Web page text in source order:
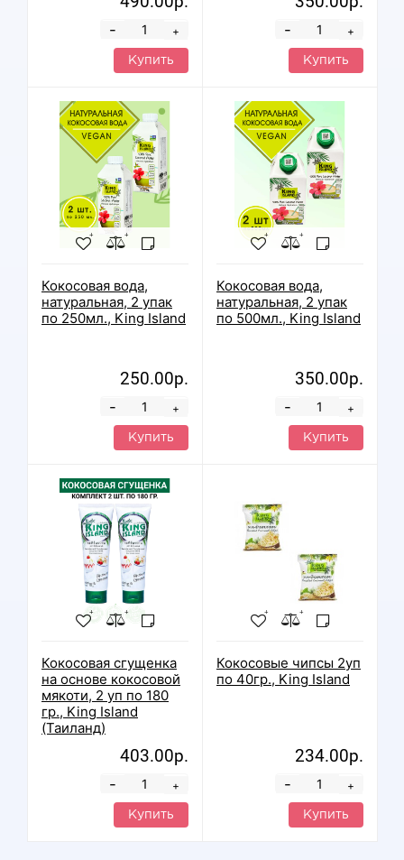
+
-
Купить
+
-
Купить
Кокосовая вода,
натуральная, 2 упак
по 250мл., King Island
250.00р.
+
-
Купить
Кокосовая вода,
натуральная, 2 упак
по 500мл., King Island
350.00р.
+
-
Купить
Кокосовая сгущенка
на основе кокосовой
мякоти, 2 уп по 180
гр., King Island
(Таиланд)
403.00р.
+
-
Купить
Кокосовые чипсы 2уп
по 40гр., King Island
234.00р.
+
-
Купить